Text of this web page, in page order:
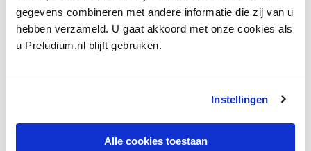
gegevens combineren met andere informatie die zij van u
hebben verzameld. U gaat akkoord met onze cookies als
u Preludium.nl blijft gebruiken.
Instellingen
Alle cookies toestaan
laureaat was van zowel de Erna Spoorenberg Vocalisten
Presentatie als het Musica Antiqua-concours in Brugge. Jan
Van Elsacker musiceert regelmatig met gezelschappen als